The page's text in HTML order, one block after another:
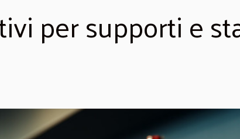
per supporti e